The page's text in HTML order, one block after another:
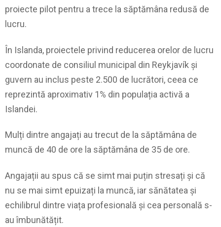
proiecte pilot pentru a trece la săptămâna redusă de
lucru.
În Islanda, proiectele privind reducerea orelor de lucru
coordonate de consiliul municipal din Reykjavík și
guvern au inclus peste 2.500 de lucrători, ceea ce
reprezintă aproximativ 1% din populația activă a
Islandei.
Mulți dintre angajați au trecut de la săptămâna de
muncă de 40 de ore la săptămâna de 35 de ore.
Angajații au spus că se simt mai puțin stresați și că
nu se mai simt epuizați la muncă, iar sănătatea și
echilibrul dintre viața profesională și cea personală s-
au îmbunătățit.